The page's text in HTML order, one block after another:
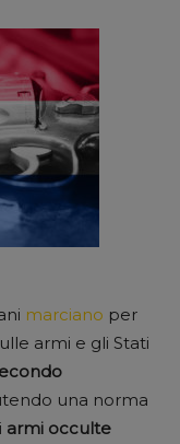
marciano per
armi e gli Stati
una norma
armi occulte